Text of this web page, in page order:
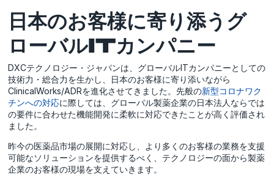
日本のお客様に寄り添うグ
ローバルITカンパニー
DXCテクノロジー・ジャパンは、グローバルITカンパニーとしての
技術力・総合力を生かし、日本のお客様に寄り添いながら
ClinicalWorks/ADRを進化させてきました。先般の新型コロナワク
チンへの対応に際しては、グローバル製薬企業の日本法人ならでは
の要件に合わせた機能開発に柔軟に対応できたことが高く評価され
ました。
昨今の医薬品市場の展開に対応し、より多くのお客様の業務を支援
可能なソリューションを提供するべく、テクノロジーの面から製薬
企業のお客様の現場を支えていきます。